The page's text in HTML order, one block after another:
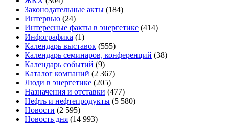
Законодательные акты (184)
Интервью (24)
Интересные факты в энергетике (414)
Инфографика (1)
Календарь выставок (555)
Календарь семинаров, конференций (38)
Календарь событий (9)
Каталог компаний (2 367)
Люди в энергетике (205)
Назначения и отставки (477)
Нефть и нефтепродукты (5 580)
Новости (2 595)
Новость дня (14 993)